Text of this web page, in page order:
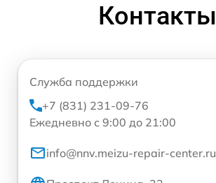
Контакты
Служба поддержки
+7 (831) 231-09-76
Ежедневно с 9:00 до 21:00
info@nnv.meizu-repair-center.ru